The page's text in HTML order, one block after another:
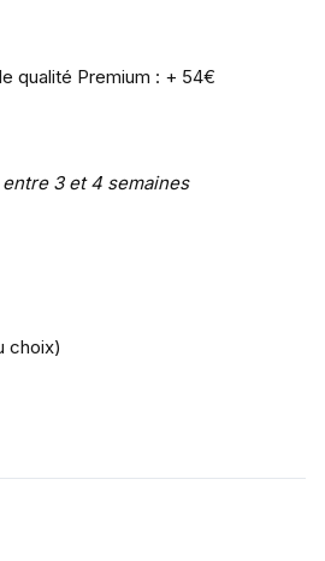
qualité Premium : + 54€
3 et 4 semaines
choix)